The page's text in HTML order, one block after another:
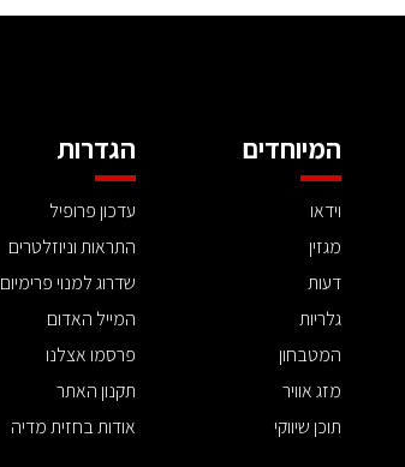
המיוחדים
וידאו
מגזין
דעות
גלריות
המטבחון
מזג אוויר
תוכן שיווקי
הגדרות
עדכון פרופיל
התראות וניוזלטרים
שדרוג למנוי פרימיום
המייל האדום
פרסמו אצלנו
תקנון האתר
אודות בחזית מדיה